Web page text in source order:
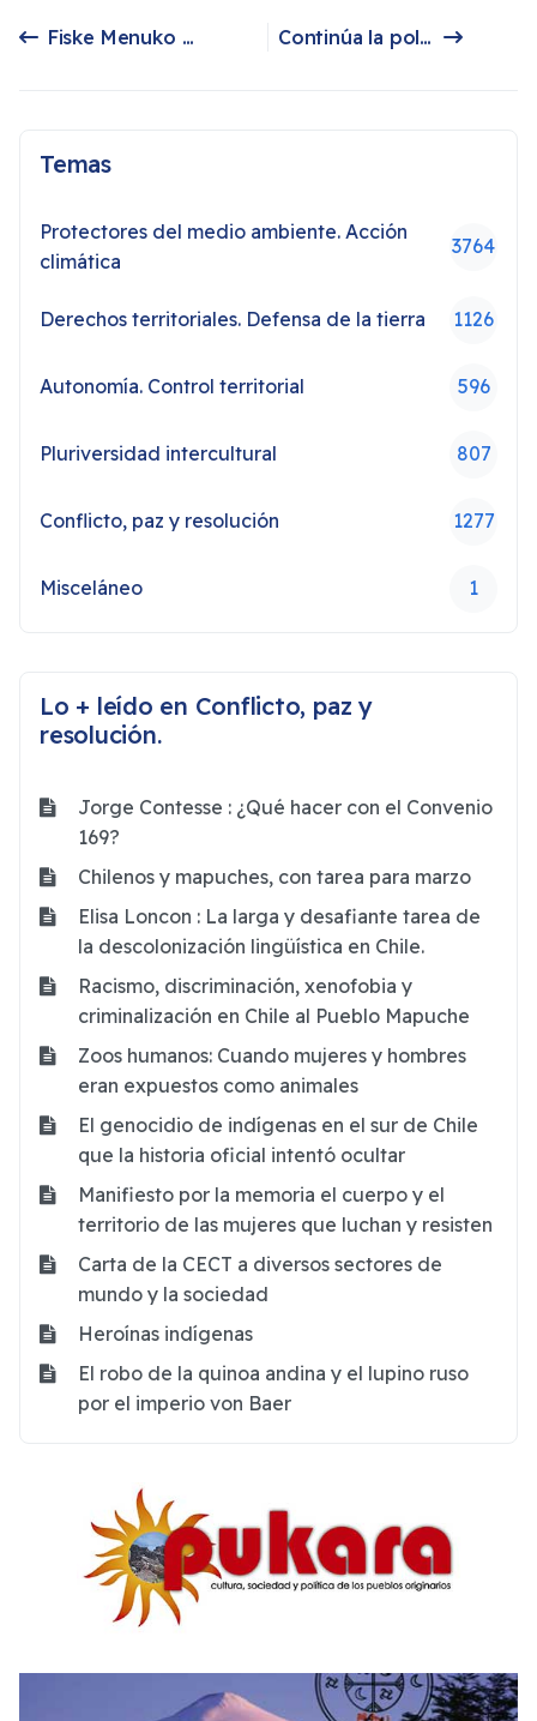
Fiske Menuko es un lugar donde la naturaleza resiste
Artículo siguiente: Continúa la polémica por cementerio indígena inundado tras construcción de central Ralco
Continúa la polémica por cementerio indígena inundado tras construcción de central Ralco
Temas
Protectores del medio ambiente. Acción
climática
3764
Derechos territoriales. Defensa de la tierra 1126
Autonomía. Control territorial 596
Pluriversidad intercultural 807
Conflicto, paz y resolución 1277
Misceláneo 1
Lo + leído en Conflicto, paz y
resolución.
Jorge Contesse : ¿Qué hacer con el Convenio
169?
Chilenos y mapuches, con tarea para marzo
Elisa Loncon : La larga y desafiante tarea de
la descolonización lingüística en Chile.
Racismo, discriminación, xenofobia y
criminalización en Chile al Pueblo Mapuche
Zoos humanos: Cuando mujeres y hombres
eran expuestos como animales
El genocidio de indígenas en el sur de Chile
que la historia oficial intentó ocultar
Manifiesto por la memoria el cuerpo y el
territorio de las mujeres que luchan y resisten
Carta de la CECT a diversos sectores de
mundo y la sociedad
Heroínas indígenas
El robo de la quinoa andina y el lupino ruso
por el imperio von Baer